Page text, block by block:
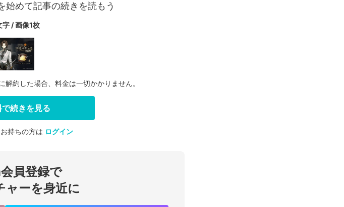
始めて記事の続きを読もう
/ 画像1枚
ンする
約した場合、料金は一切かかりません。
続きを見る
持ちの方は ログイン
員登録で
ャーを身近に